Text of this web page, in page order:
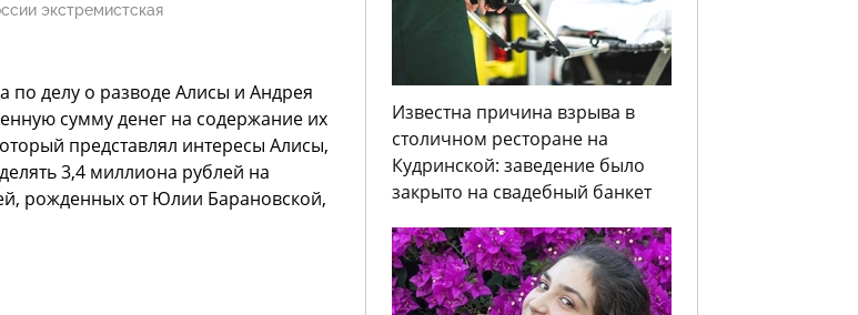
экстремистская
по делу о разводе Алисы и Андрея
сумму денег на содержание их
представлял интересы Алисы,
3,4 миллиона рублей на
рожденных от Юлии Барановской,
Известна причина взрыва в
столичном ресторане на
Кудринской: заведение было
закрыто на свадебный банкет